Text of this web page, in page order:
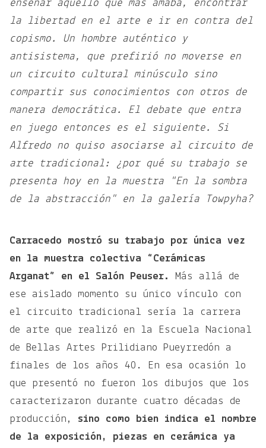
enseñar aquello que más amaba, encontrar
la libertad en el arte e ir en contra del
copismo. Un hombre auténtico y
antisistema, que prefirió no moverse en
un circuito cultural minúsculo sino
compartir sus conocimientos con otros de
manera democrática. El debate que entra
en juego entonces es el siguiente. Si
Alfredo no quiso asociarse al circuito de
arte tradicional: ¿por qué su trabajo se
presenta hoy en la muestra "En la sombra
de la abstracción" en la galería Towpyha?
Carracedo mostró su trabajo por única vez
en la muestra colectiva “Cerámicas
Arganat” en el Salón Peuser.
Más allá de
ese aislado momento su único vínculo con
el circuito tradicional sería la carrera
de arte que realizó en la Escuela Nacional
de Bellas Artes Prilidiano Pueyrredón a
finales de los a ños 40. En esa ocasión lo
que presentó no fueron los dibujos que los
caracterizaron durante cuatro décadas de
producción, sino como bien indica el nombre
de la exposición, piezas en cerámica ya